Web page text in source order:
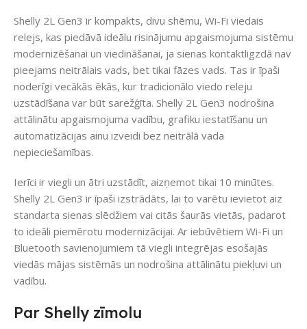
Shelly 2L Gen3 ir kompakts, divu shēmu, Wi-Fi viedais
relejs, kas piedāvā ideālu risinājumu apgaismojuma sistēmu
modernizēšanai un viedināšanai, ja sienas kontaktligzdā nav
pieejams neitrālais vads, bet tikai fāzes vads. Tas ir īpaši
noderīgi vecākās ēkās, kur tradicionālo viedo releju
uzstādīšana var būt sarežģīta. Shelly 2L Gen3 nodrošina
attālinātu apgaismojuma vadību, grafiku iestatīšanu un
automatizācijas ainu izveidi bez neitrālā vada
nepieciešamības.
Ierīci ir viegli un ātri uzstādīt, aizņemot tikai 10 minūtes.
Shelly 2L Gen3 ir īpaši izstrādāts, lai to varētu ievietot aiz
standarta sienas slēdžiem vai citās šaurās vietās, padarot
to ideāli piemērotu modernizācijai. Ar iebūvētiem Wi-Fi un
Bluetooth savienojumiem tā viegli integrējas esošajās
viedās mājas sistēmās un nodrošina attālinātu piekļuvi un
vadību.
Par Shelly zīmolu